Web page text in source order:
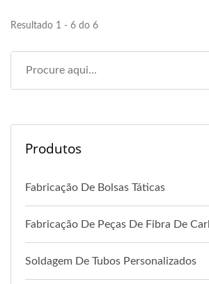
Resultado 1 - 6 do 6
Produtos
Fabricação De Bolsas Táticas
Fabricação De Peças De Fibra De
Soldagem De Tubos Personalizados